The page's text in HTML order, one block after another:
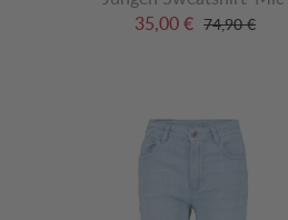
35,00 € 74,90 €